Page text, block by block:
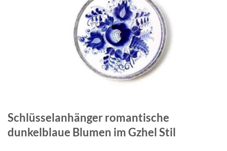
Schlüsselanhänger romantische
dunkelblaue Blumen im Gzhel Stil